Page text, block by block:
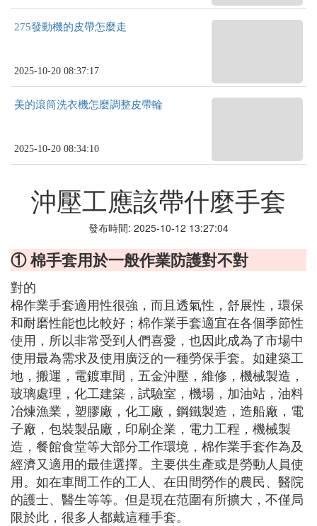
275發動機的皮帶怎麼走
2025-10-20 08:37:17
美的滾筒洗衣機怎麼調整皮帶輪
2025-10-20 08:34:10
沖壓工應該帶什麼手套
發布時間: 2025-10-12 13:27:04
① 棉手套用於一般作業防護對不對
對的
棉作業手套適用性很強，而且透氣性，舒展性，環保
和耐磨性能也比較好；棉作業手套適宜在各個季節性
使用，所以非常受到人們喜愛，也因此成為了市場中
使用最為需求及使用廣泛的一種勞保手套。如建築工
地，搬運，電鍍車間，五金沖壓，維修，機械製造，
玻璃處理，化工建築，試驗室，機場，加油站，油料
冶煉漁業，塑膠廠，化工廠，鋼鐵製造，造船廠，電
子廠，包裝製品廠，印刷企業，電力工程，機械製
造，餐館食堂等大部分工作環境，棉作業手套作為及
經濟又適用的最佳選擇。主要供生產或是勞動人員使
用。如在車間工作的工人、在田間勞作的農民、醫院
的護士、醫生等等。但是現在范圍有所擴大，不僅局
限於此，很多人都戴這種手套。